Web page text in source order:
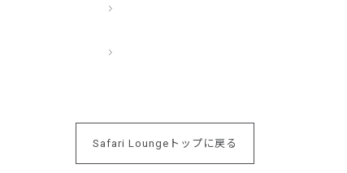
Safari Loungeトップに戻る